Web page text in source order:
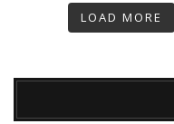
LOAD MORE